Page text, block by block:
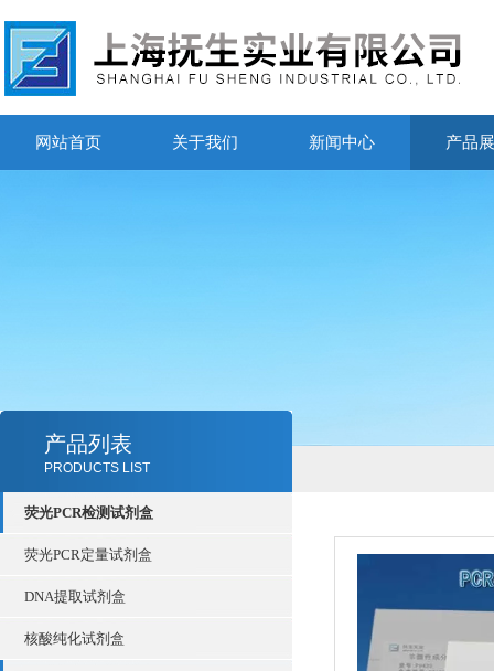
网站首页 关于我们 新闻中心 产品
产品列表
PRODUCTS LIST
荧光PCR检测试剂盒
荧光PCR定量试剂盒
DNA提取试剂盒
核酸纯化试剂盒